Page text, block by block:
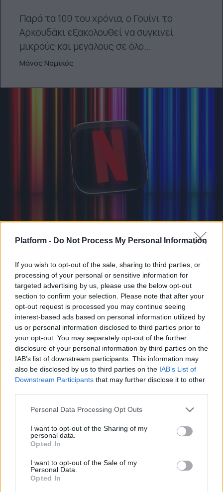
Platform - Do Not Process My Personal Information
If you wish to opt-out of the sale, sharing to third parties, or
processing of your personal or sensitive information for
targeted advertising by us, please use the below opt-out
section to confirm your selection. Please note that after your
opt-out request is processed you may continue seeing
interest-based ads based on personal information utilized by
us or personal information disclosed to third parties prior to
your opt-out. You may separately opt-out of the further
disclosure of your personal information by third parties on the
IAB’s list of downstream participants. This information may
also be disclosed by us to third parties on the IAB’s List of
Downstream Participants that may further disclose it to other
Personal Data Processing Opt Outs
I want to opt-out of the Sharing of my
personal data.
Opted In
I want to opt-out of the Sale of my
Personal Data.
Opted In
Παρά τα 100 του χρόνια, ο Γουίνι το
Αρκουδάκι εξακολουθεί να συγκινεί
μικρούς και μεγάλους σε όλο...
Μάνος Νομικός
2000 η Blockbuster εξαγόραζε το Netflix;
Μία καθοριστική χαμένη ευκαιρία: Όταν η
Blockbuster απέρριψε το Netflix. Ίσως το
τοπίο της...
Μάνος Νομικός